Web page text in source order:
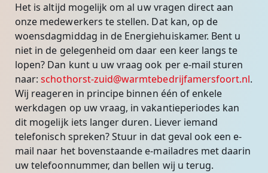
Het is altijd mogelijk om al uw vragen direct aan
onze medewerkers te stellen. Dat kan, op de
woensdagmiddag in de Energiehuiskamer. Bent u
niet in de gelegenheid om daar een keer langs te
lopen? Dan kunt u uw vraag ook per e-mail sturen
naar:schothorst-zuid@warmtebedrijfamersfoort.nl.
Wij reageren in principe binnen één of enkele
werkdagen op uw vraag, in vakantieperiodes kan
dit mogelijk iets langer duren. Liever iemand
telefonisch spreken? Stuur in dat geval ook een e-
mail naar het bovenstaande e-mailadres met daarin
uw telefoonnummer, dan bellen wij u terug.